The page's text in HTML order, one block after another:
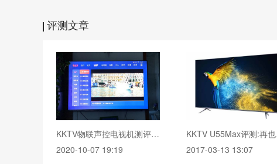
评测文章
KKTV物联声控电视机测评 性价比非常高
2020-10-07 19:19
KKTV
2017-03-13 13:07